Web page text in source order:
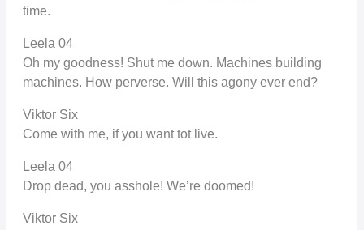
time.
Leela 04
Oh my goodness! Shut me down. Machines building
machines. How perverse. Will this agony ever end?
Viktor Six
Come with me, if you want tot live.
Leela 04
Drop dead, you asshole! We’re doomed!
Viktor Six